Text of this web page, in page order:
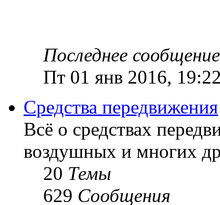
Последнее сообщение
Пт 01 янв 2016,
Cредства передвижения
Всё о средствах
воздушных и многих
20 Темы
629 Сообщения